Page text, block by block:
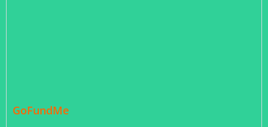
GoFundMe